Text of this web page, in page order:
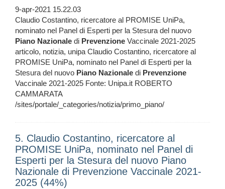
9-apr-2021 15.22.03
Claudio Costantino, ricercatore al PROMISE UniPa,
nominato nel Panel di Esperti per la Stesura del nuovo
Piano Nazionale di Prevenzione Vaccinale 2021-2025
articolo, notizia, unipa Claudio Costantino, ricercatore al
PROMISE UniPa, nominato nel Panel di Esperti per la
Stesura del nuovo Piano Nazionale di Prevenzione
Vaccinale 2021-2025 Fonte: Unipa.it ROBERTO
CAMMARATA
/sites/portale/_categories/notizia/primo_piano/
5. Claudio Costantino, ricercatore al
PROMISE UniPa, nominato nel Panel di
Esperti per la Stesura del nuovo Piano
Nazionale di Prevenzione Vaccinale 2021-
2025 (44%)